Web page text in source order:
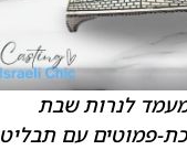
לנרות שבת
פמוטים עם תבליט